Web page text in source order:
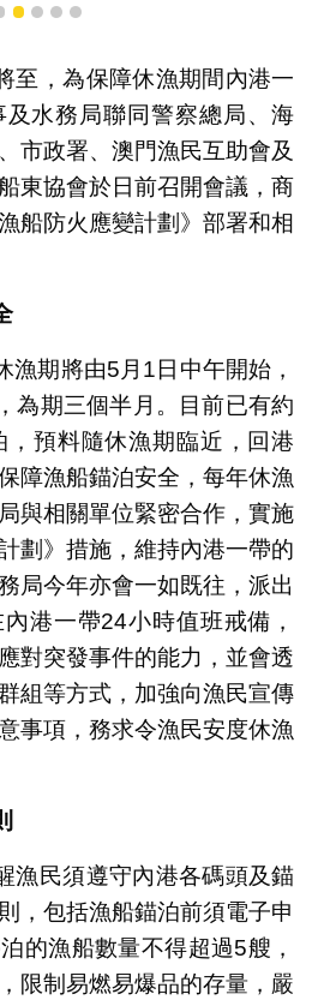
則及派員留守船上
1 2 3 4 5
至，為保障休漁期間內港一
水務局聯同警察總局、海
市政署、澳門漁民互助會及
東協會於日前召開會議，商
船防火應變計劃》部署和相
漁期將由5月1日中午開始，
為期三個半月。目前已有約
預料隨休漁期臨近，回港
障漁船錨泊安全，每年休漁
與相關單位緊密合作，實施
劃》措施，維持內港一帶的
局今年亦會一如既往，派出
港一帶24小時值班戒備，
對突發事件的能力，並會透
組等方式，加強向漁民宣傳
事項，務求令漁民安度休漁
漁民須遵守內港各碼頭及錨
，包括漁船錨泊前須電子申
的漁船數量不得超過5艘，
限制易燃易爆品的存量，嚴